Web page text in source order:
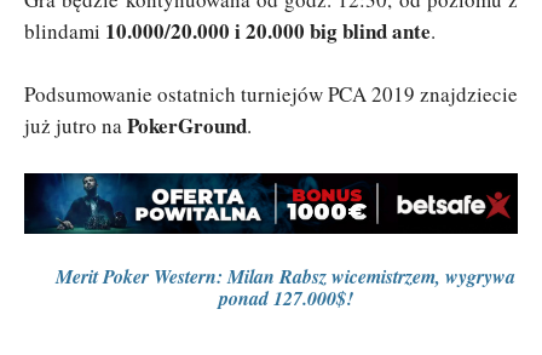
blindami 10.000/20.000 i 20.000 big blind ante.
Podsumowanie ostatnich turniejów PCA 2019 znajdziecie
już jutro naPokerGround.
Merit Poker Western: Milan Rabsz wicemistrzem, wygrywa
ponad 127.000$!